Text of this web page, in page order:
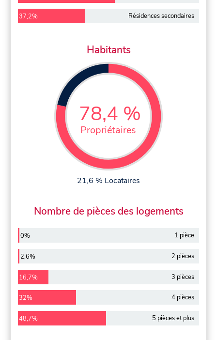
37,2% Résidences secondaires
Habitants
78,4 %
Propriétaires
21,6 % Locataires
Nombre de pièces des logements
0% 1 pièce
2,6% 2 pièces
16,7% 3 pièces
32% 4 pièces
48,7% 5 pièces et plus